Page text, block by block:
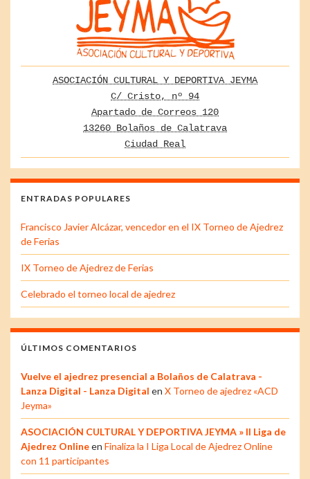
ASOCIACIÓN CULTURAL Y DEPORTIVA JEYMA
C/ Cristo, nº 94
Apartado de Correos 120
13260 Bolaños de Calatrava
Ciudad Real
ENTRADAS POPULARES
Francisco Javier Alcázar, vencedor en el IX Torneo de Ajedrez
de Ferias
IX Torneo de Ajedrez de Ferias
Celebrado el torneo local de ajedrez
ÚLTIMOS COMENTARIOS
Vuelve el ajedrez presencial a Bolaños de Calatrava -
Lanza Digital - Lanza Digital en X Torneo de ajedrez «ACD
Jeyma»
ASOCIACIÓN CULTURAL Y DEPORTIVA JEYMA » II Liga de
Ajedrez Onlineen Finaliza la I Liga Local de Ajedrez Online
con 11 participantes